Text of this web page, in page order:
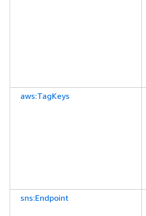
aws:TagKeys
sns:Endpoint